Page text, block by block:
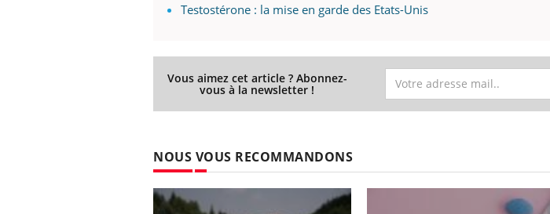
Testostérone : la mise en garde des Etats-Unis
Vous aimez cet article ? Abonnez-
vous à la newsletter !
NOUS VOUS RECOMMANDONS